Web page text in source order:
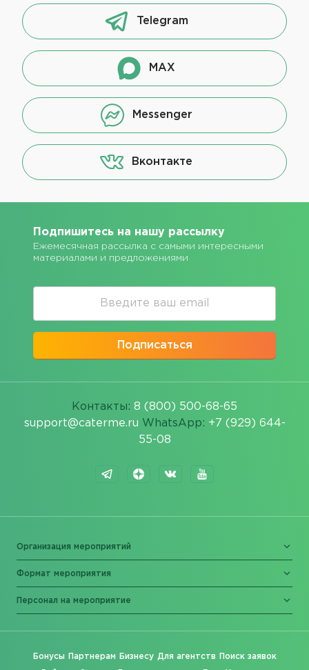
Telegram
MAX
Messenger
Вконтакте
Подпишитесь на нашу рассылку
Ежемесячная рассылка с самыми интересными
материалами и предложениями
Подписаться
Контакты: 8 (800) 500-68-65
support@caterme.ru WhatsApp: +7 (929) 644-
55-08
Организация мероприятий
Формат мероприятия
Персонал на мероприятие
Бонусы Партнерам Бизнесу Для агентств Поиск заявок